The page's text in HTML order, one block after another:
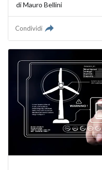
diMauro Bellini
Condividi